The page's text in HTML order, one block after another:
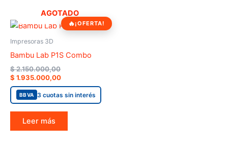
¡OFERTA!
AGOTADO
Impresoras 3D
Bambu Lab P1S Combo
$2.150.000,00
Original
price
$ 1.935.000,00
Current
price
BBVA 3 cuotas sin interés
Leer más